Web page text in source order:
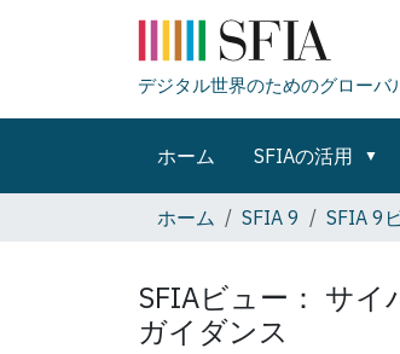
デジタル世界のためのグロー
ホーム SFIAの活用
ホーム SFIA 9 SFIA 9
SFIAビュー： サイ
ガイダンス